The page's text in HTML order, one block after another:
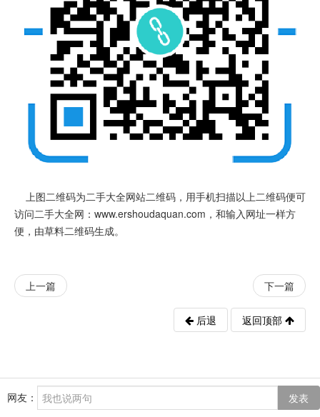
上图二维码为二手大全网站二维码，用手机扫描以上二维码便可
访问二手大全网：www.ershoudaquan.com，和输入网址一样方
便，由草料二维码生成。
上一篇 下一篇
后退 返回顶部
网友： 发表